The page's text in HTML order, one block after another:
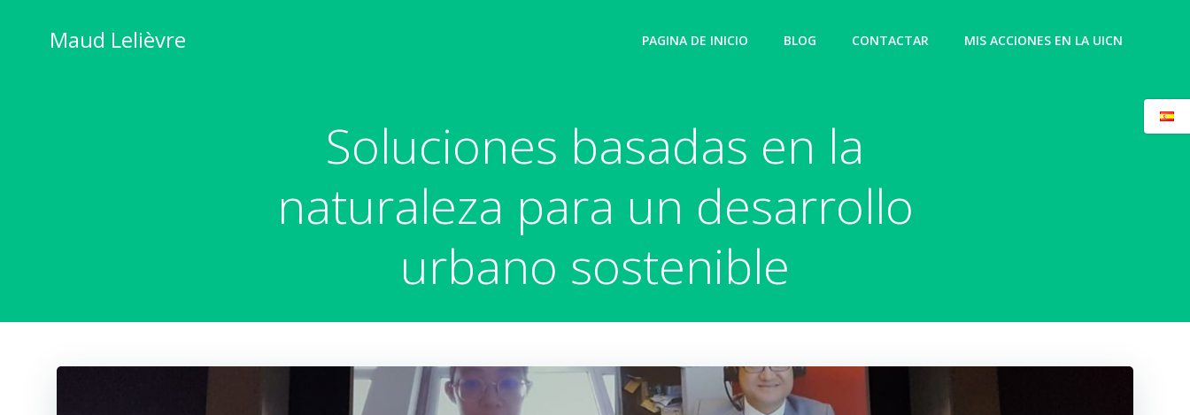
contenidoMaud Lelièvre PAGINA DE INICIO BLOG CONTACTAR MIS ACCIONES EN LA UICN
Soluciones basadas en la
naturaleza para un desarrollo
urbano sostenible